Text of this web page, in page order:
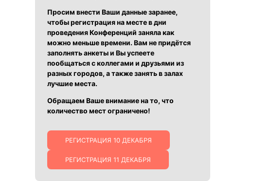
Просим внести Ваши данные заранее,
чтобы регистрация на месте в дни
проведения Конференций заняла как
можно меньше времени. Вам не придётся
заполнять анкеты и Вы успеете
пообщаться с коллегами и друзьями из
разных городов, а также занять в залах
лучшие места.
Обращаем Ваше внимание на то, что
количество мест ограничено!
РЕГИСТРАЦИЯ 10 ДЕКАБРЯ
РЕГИСТРАЦИЯ 11 ДЕКАБРЯ